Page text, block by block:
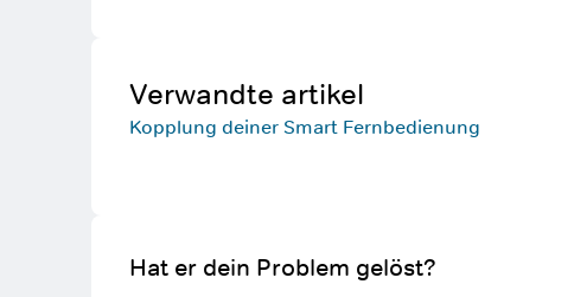
Verwandte artikel
Kopplung deiner Smart Fernbedienung
Hat er dein Problem gelöst?